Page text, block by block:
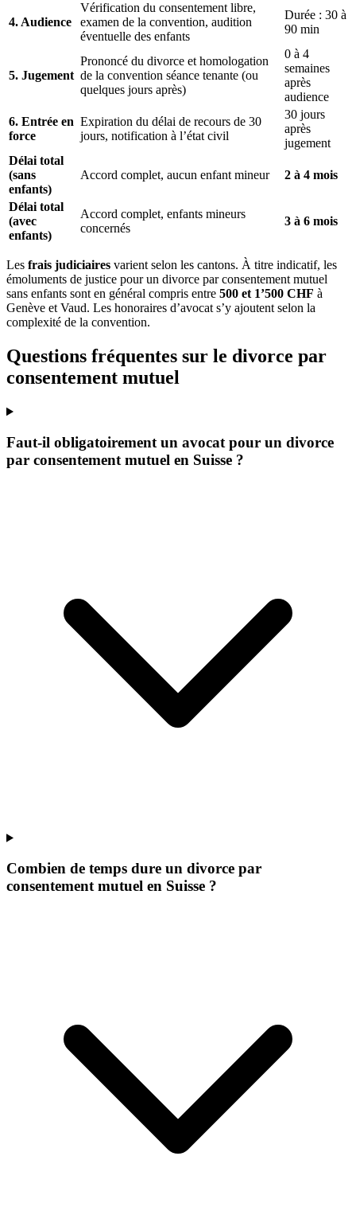
4. Audience
Vérification du consentement libre,
examen de la convention, audition
éventuelle des enfants
Durée : 30 à
90 min
5. Jugement
Prononcé du divorce et homologation
de la convention séance tenante (ou
quelques jours après)
0 à 4
semaines
après
audience
6. Entrée en
force
Expiration du délai de recours de 30
jours, notification à l’état civil
30 jours
après
jugement
Délai total
(sans
enfants)
Accord complet, aucun enfant mineur 2 à 4 mois
Délai total
(avec
enfants)
Accord complet, enfants mineurs
concernés
3 à 6 mois
Les frais judiciaires varient selon les cantons. À titre indicatif, les
émoluments de justice pour un divorce par consentement mutuel
sans enfants sont en général compris entre 500 et 1’500 CHF à
Genève et Vaud. Les honoraires d’avocat s’y ajoutent selon la
complexité de la convention.
Questions fréquentes sur le divorce par
consentement mutuel
Faut-il obligatoirement un avocat pour un divorce
par consentement mutuel en Suisse ?
Combien de temps dure un divorce par
consentement mutuel en Suisse ?